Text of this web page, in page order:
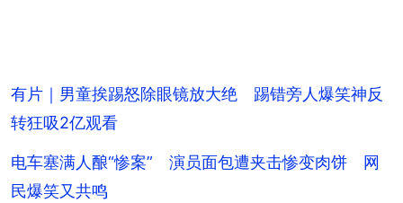
有片｜男童挨踢怒除眼镜放大绝 踢错旁人爆笑神反
转狂吸2亿观看
电车塞满人酿“惨案” 演员面包遭夹击惨变肉饼 网
民爆笑又共鸣